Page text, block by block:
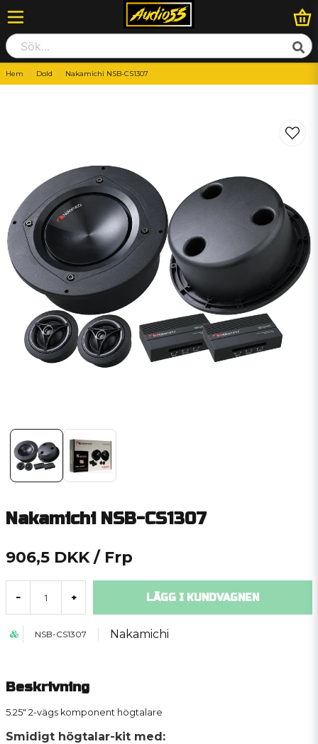
Hem Dold Nakamichi NSB-CS1307
Nakamichi NSB-CS1307
906,5 DKK / Frp
- + LÄGG I KUNDVAGNEN
NSB-CS1307 Nakamichi
Beskrivning
5.25" 2-vägs komponent högtalare
Smidigt högtalar-kit med: